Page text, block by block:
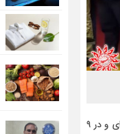
به گزارش روز سه شنبه سیناخبردر این مسابقات که در دو رده جوانان و بزرگسالان با حضور ۱۳ تیم به صورت دوره ای و در ۹